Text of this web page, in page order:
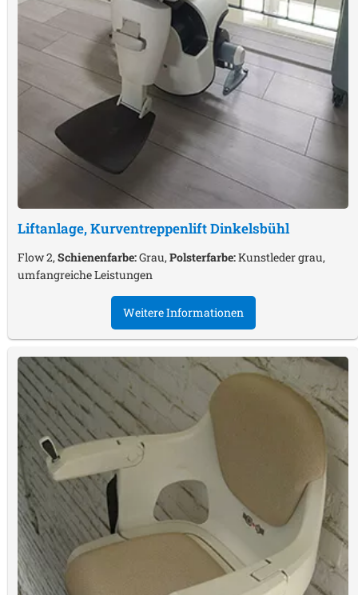
Liftanlage, KurventreppenliftDinkelsbühl
Flow 2,Schienenfarbe:Grau,Polsterfarbe:Kunstleder grau,
umfangreiche Leistungen
Weitere Informationen